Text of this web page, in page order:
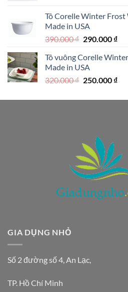
1.990.000
Tô Corelle Winter
Made in USA
390.000₫ Giá
là:
390.000 ₫.
290.000 ₫Giá
tại
Tô vuông Corelle
Made in USA
320.000₫ Giá
là:
250.000 ₫Giá
tại
GIA DỤNG NHỎ
Số 2 đường số 4, An Lạc,
TP. Hồ Chí Minh